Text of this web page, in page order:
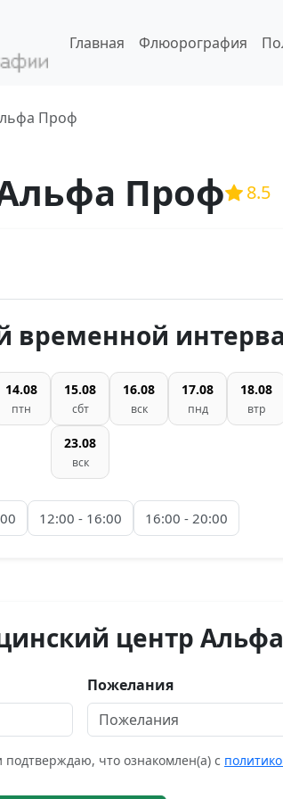
Главная Флюорография
Проф
Проф 8.5
временной
14.08
птн
15.08
сбт
16.08
вск
17.08
пнд
18.08
втр
23.08
вск
12:00 - 16:00 16:00 - 20:00
центр
Пожелания
что ознакомлен(а) с